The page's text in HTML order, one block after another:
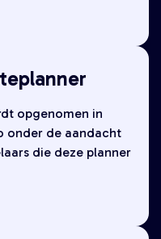
opgenomen in
onder de aandacht
die deze planner